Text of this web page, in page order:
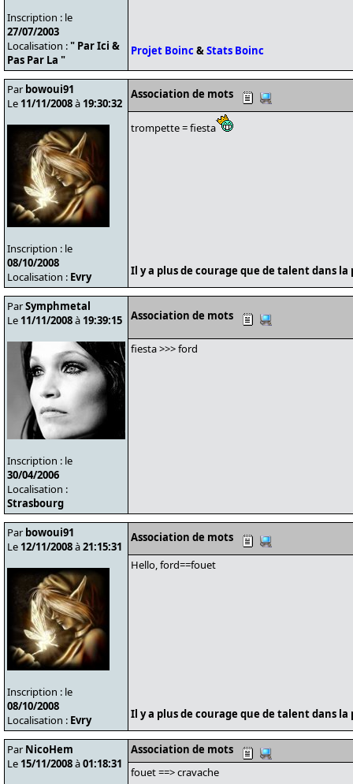
Inscription : le
27/07/2003
Localisation :" Par Ici &
Pas Par La "
Projet Boinc&Stats Boinc
Par bowoui91
Le 11/11/2008à 19:30:32
Inscription : le
08/10/2008
Localisation : Evry
Association de mots
trompette = fiesta
Il y a plus de courage que de talent dans
ParSymphmetal
Le 11/11/2008à 19:39:15
Inscription : le
30/04/2006
Localisation :
Strasbourg
Association de mots
fiesta >>> ford
Par bowoui91
Le 12/11/2008à21:15:31
Inscription : le
08/10/2008
Localisation : Evry
Association de mots
Hello, ford==fouet
Il y a plus de courage que de talent dans
Par NicoHem
Le 15/11/2008à01:18:31
Association de mots
fouet ==> cravache